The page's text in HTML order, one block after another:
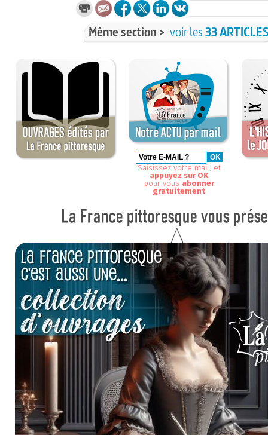
Même section > voir les33
Saisissez votre mail, et
appuyez sur OK
pour vous abonner
gratuitement